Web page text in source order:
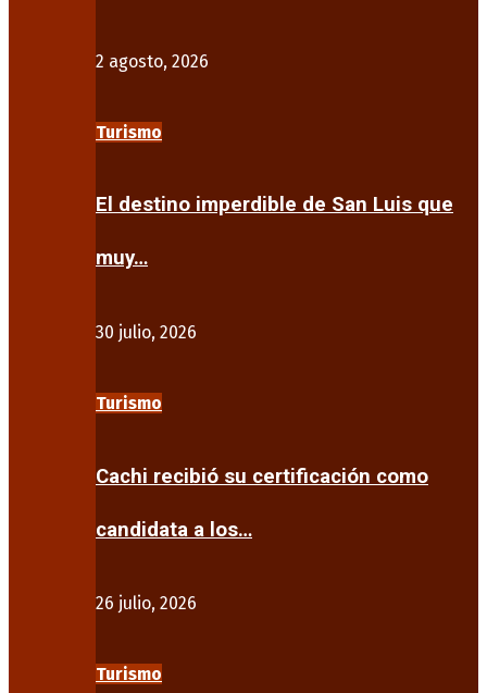
2 agosto, 2026
Turismo
El destino imperdible de San Luis que
muy…
30 julio, 2026
Turismo
Cachi recibió su certificación como
candidata a los…
26 julio, 2026
Turismo